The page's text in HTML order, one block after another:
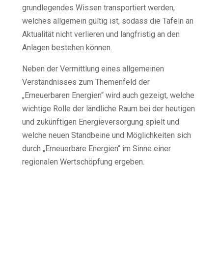
grundlegendes Wissen transportiert werden,
welches allgemein gültig ist, sodass die Tafeln an
Aktualität nicht verlieren und langfristig an den
Anlagen bestehen können.
Neben der Vermittlung eines allgemeinen
Verständnisses zum Themenfeld der
„Erneuerbaren Energien“ wird auch gezeigt, welche
wichtige Rolle der ländliche Raum bei der heutigen
und zukünftigen Energieversorgung spielt und
welche neuen Standbeine und Möglichkeiten sich
durch „Erneuerbare Energien“ im Sinne einer
regionalen Wertschöpfung ergeben.